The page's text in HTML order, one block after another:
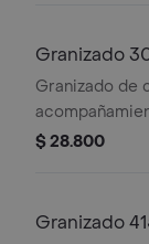
durante el
Granizado
Granizado de
$ 28.800
Granizado